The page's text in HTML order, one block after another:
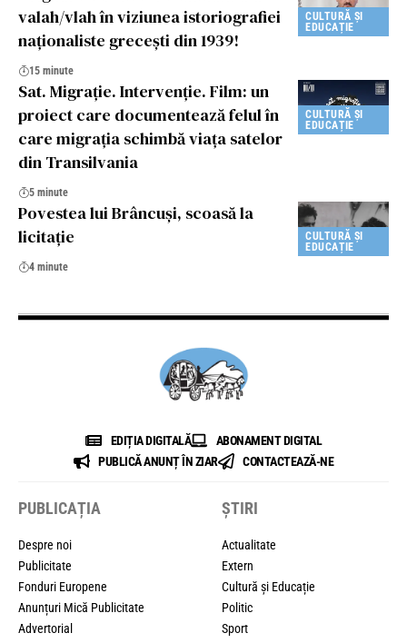
CULTURĂ ȘI
EDUCAȚIE
valah/vlah în viziunea istoriografiei
naționaliste grecești din 1939!
15 minute
CULTURĂ ȘI
EDUCAȚIE
Sat. Migrație. Intervenție. Film: un
proiect care documentează felul în
care migrația schimbă viața satelor
din Transilvania
5 minute
CULTURĂ ȘI
EDUCAȚIE
Povestea lui Brâncuși, scoasă la
licitație
4 minute
EDIȚIA DIGITALĂ
ABONAMENT DIGITAL
PUBLICĂ ANUNȚ ÎN ZIAR
CONTACTEAZĂ-NE
PUBLICAȚIA
Despre noi
Publicitate
Fonduri Europene
Anunțuri Mică Publicitate
Advertorial
ȘTIRI
Actualitate
Extern
Cultură și Educație
Politic
Sport